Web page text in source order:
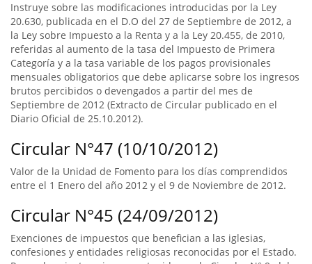
Instruye sobre las modificaciones introducidas por la Ley
20.630, publicada en el D.O del 27 de Septiembre de 2012, a
la Ley sobre Impuesto a la Renta y a la Ley 20.455, de 2010,
referidas al aumento de la tasa del Impuesto de Primera
Categoría y a la tasa variable de los pagos provisionales
mensuales obligatorios que debe aplicarse sobre los ingresos
brutos percibidos o devengados a partir del mes de
Septiembre de 2012 (Extracto de Circular publicado en el
Diario Oficial de 25.10.2012).
Circular N°47 (10/10/2012)
Valor de la Unidad de Fomento para los días comprendidos
entre el 1 Enero del año 2012 y el 9 de Noviembre de 2012.
Circular N°45 (24/09/2012)
Exenciones de impuestos que benefician a las iglesias,
confesiones y entidades religiosas reconocidas por el Estado.